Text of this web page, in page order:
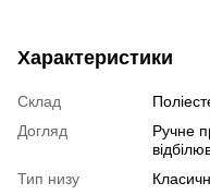
Характеристики
Склад
Догляд
Ручне
Тип низу